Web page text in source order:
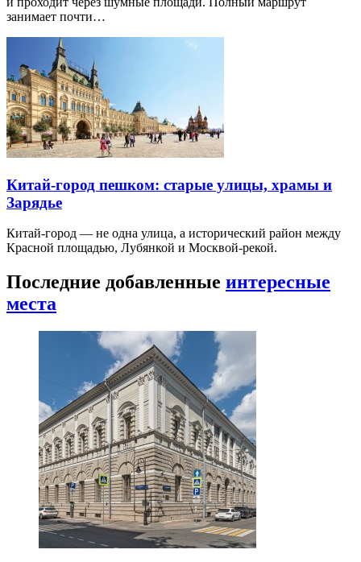
занимает почти…
Китай-город пешком: старые улицы, храмы и
Зарядье
Китай-город — не одна улица, а исторический район между
Красной площадью, Лубянкой и Москвой-рекой.
Последние добавленные интересные
места